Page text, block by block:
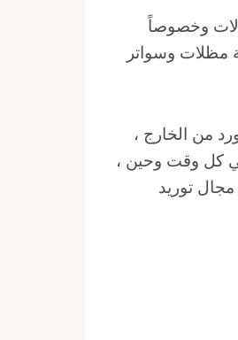
وخصوصاً
مظلات وسواتر
من الخارج ،
كل وقت وحين ،
توريد